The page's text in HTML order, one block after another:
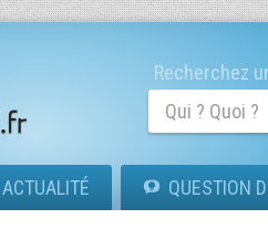
Recherchez
ACTUALITÉ QUESTION